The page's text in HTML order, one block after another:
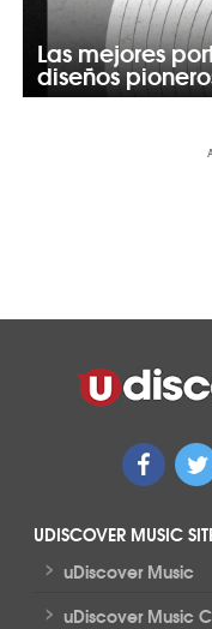
Las mejores
diseños
UDISCOVER MUSIC
> uDiscover Music
> uDiscover Music